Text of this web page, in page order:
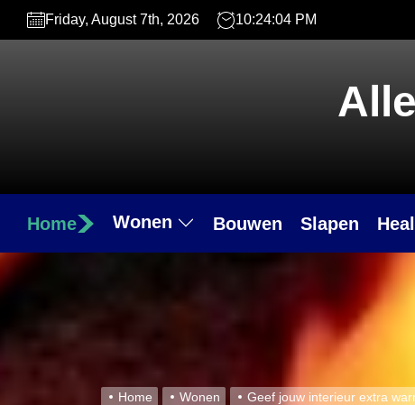
Skip
Friday, August 7th, 2026 10:24:05 PM
Home Wonen Bouwen Slapen
Home Wonen Geef jouw interieur extra